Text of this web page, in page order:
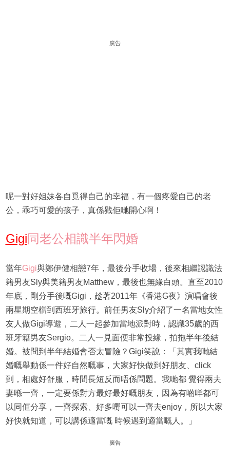
廣告
呢一對好姐妹各自覓得自己的幸福，有一個疼愛自己的老
公，乖巧可愛的孩子，真係戥佢哋開心啊！
Gigi同老公相識半年閃婚
當年Gigi與鄭伊健相戀7年，最後分手收場，後來相繼認識法
籍男友Sly與美籍男友Matthew，最後也無緣白頭。直至2010
年底，剛分手後嘅Gigi，趁著2011年《香港G夜》演唱會後
兩星期空檔到西班牙旅行。前任男友Sly介紹了一名當地女性
友人做Gigi導遊，二人一起參加當地派對時，認識35歲的西
班牙籍男友Sergio。二人一見面便非常投緣，拍拖半年後結
婚。被問到半年結婚會否太冒險？Gigi笑說：「其實我哋結
婚嘅舉動係一件好自然嘅事，大家好快做到好朋友、click
到，相處好舒服，時間長短反而唔係問題。我哋都 覺得兩夫
妻喺一齊，一定要係對方最好最好嘅朋友，因為有啲咩都可
以同佢分享，一齊探索、好多嘢可以一齊去enjoy，所以大家
好快就知道，可以講係適當嘅 時候遇到適當嘅人。」
廣告